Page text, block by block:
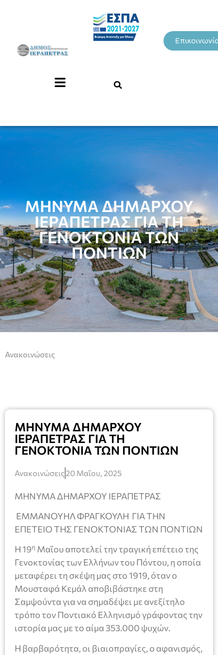
ΜΗΝΥΜΑ ΔΗΜΑΡΧΟΥ
ΙΕΡΑΠΕΤΡΑΣ ΓΙΑ ΤΗ
ΓΕΝΟΚΤΟΝΙΑ ΤΩΝ
ΠΟΝΤΙΩΝ
Ανακοινώσεις
ΜΗΝΥΜΑ ΔΗΜΑΡΧΟΥ
ΙΕΡΑΠΕΤΡΑΣ ΓΙΑ ΤΗ
ΓΕΝΟΚΤΟΝΙΑ ΤΩΝ ΠΟΝΤΙΩΝ
Ανακοινώσεις 20 Μαΐου, 2025
ΜΗΝΥΜΑ ΔΗΜΑΡΧΟΥ ΙΕΡΑΠΕΤΡΑΣ
ΕΜΜΑΝΟΥΗΛ ΦΡΑΓΚΟΥΛΗ ΓΙΑ ΤΗΝ
ΕΠΕΤΕΙΟ ΤΗΣ ΓΕΝΟΚΤΟΝΙΑΣ ΤΩΝ ΠΟΝΤΙΩΝ
Η 19η Μαΐου αποτελεί την τραγική επέτειο της
Γενοκτονίας των Ελλήνων του Πόντου, η οποία
μεταφέρει τη σκέψη μας στο 1919, όταν ο
Μουσταφά Κεμάλ αποβιβάστηκε στη
Σαμψούντα για να σημαδέψει με ανεξίτηλο
τρόπο τον Ποντιακό Ελληνισμό γράφοντας την
ιστορία μας με το αίμα 353.000 ψυχών.
Η βαρβαρότητα, οι βιαιοπραγίες, ο αφανισμός,